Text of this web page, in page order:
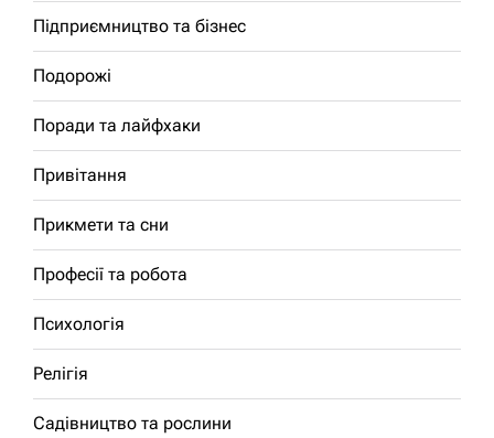
Підприємництво та бізнес
Подорожі
Поради та лайфхаки
Привітання
Прикмети та сни
Професії та робота
Психологія
Релігія
Садівництво та рослини